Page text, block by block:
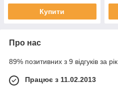
Купити
Про нас
89% позитивних з 9 відгуків за рік
Працює з 11.02.2013